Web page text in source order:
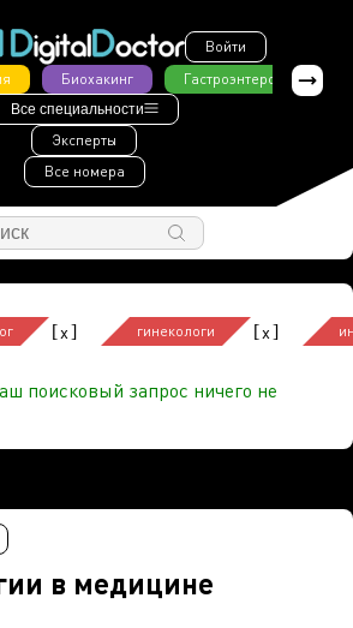
Войти
Биохакинг Гастроэнтерология
Все специальности
Эксперты
Все номера
[x] гинекологи [x]
поисковый запрос ничего не
в медицине